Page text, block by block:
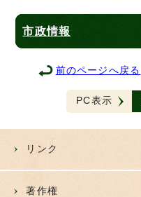
市政情報
前のページへ戻る
PC表示
リンク
著作権